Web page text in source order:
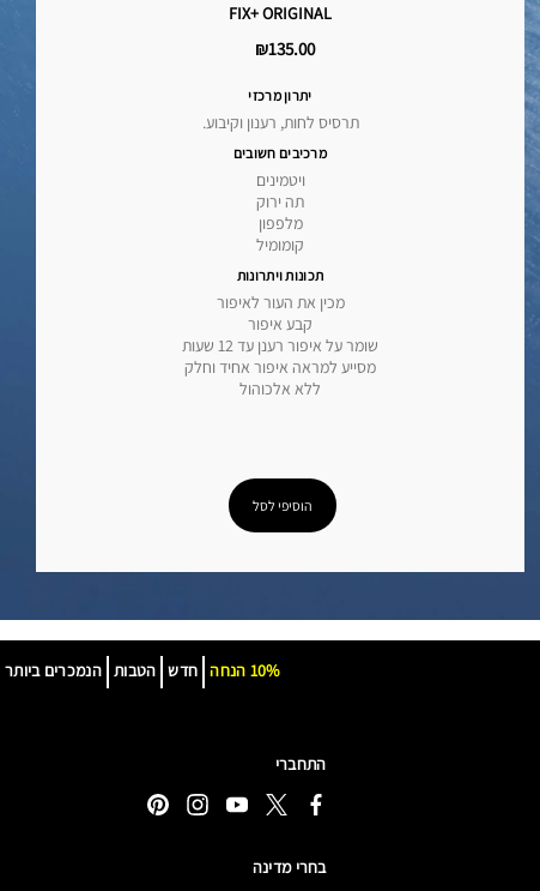
FIX+ ORIGINAL
₪135.00
יתרון מרכזי
תרסיס לחות, רענון וקיבוע.
מרכיבים חשובים
ויטמינים
תה ירוק
מלפפון
קומומיל
תכונות ויתרונות
מכין את העור לאיפור
קבע איפור
שומר על איפור רענן עד 12 שעות
מסייע למראה איפור אחיד וחלק
ללא אלכוהול
הוסיפי לסל
הנמכרים ביותר הטבות חדש 10% הנחה
התחברי
בחרי מדינה